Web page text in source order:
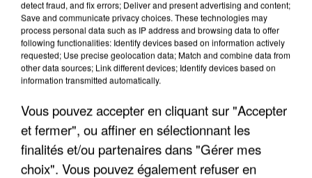
TITRES DIFFUSÉS
4h02
4h02 4h00
4h00 3h56
3h56
detect fraud, and fix errors; Deliver and present advertising and content;
Save and communicate privacy choices. These technologies may
process personal data such as IP address and browsing data to offer
following functionalities: Identify devices based on information actively
requested; Use precise geolocation data; Match and combine data from
other data sources; Link different devices; Identify devices based on
information transmitted automatically.
Vous pouvez accepter en cliquant sur "Accepter
et fermer", ou affiner en sélectionnant les
finalités et/ou partenaires dans "Gérer mes
choix". Vous pouvez également refuser en